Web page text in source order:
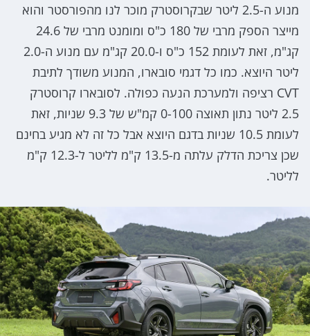
מנוע ה-2.5 ליטר שבקרוסטרק מוכר לנו מהפורסטר והוא
מייצר הספק מרבי של 180 כ"ס ומומנט מרבי של 24.6
קג"מ, זאת לעומת 152 כ"ס ו-20.0 קג"מ עם מנוע ה-2.0
ליטר היוצא. כמו כל דגמי סובארו, המנוע משודך לתיבת
CVT רציפה ולמערכת הנעה כפולה. לסובארו קרוסטרק
2.5 ליטר נתון תאוצה 0-100 קמ"ש של 9.3 שניות, זאת
לעומת 10.5 שניות בדגם היוצא אבל כל זה לא מגיע בחינם
שכן צריכת הדלק עלתה מ-13.5 ק"מ לליטר ל-12.3 ק"מ
לליטר.